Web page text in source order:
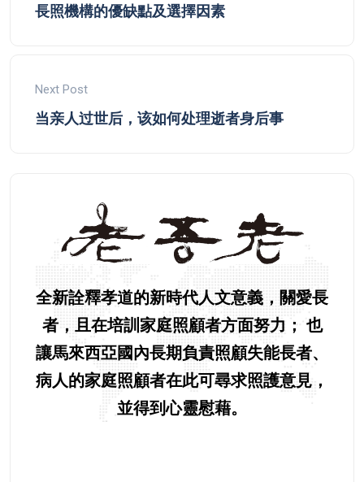
長照機構的優缺點及選擇因素
Next Post
当亲人过世后，该如何处理逝者身后事
全新詮釋孝道的新時代人文意義，關愛長
者，且在培訓家庭照顧者方面努力； 也
讓馬來西亞國內長期負責照顧失能長者、
病人的家庭照顧者在此可尋求照護意見，
並得到心靈慰藉。